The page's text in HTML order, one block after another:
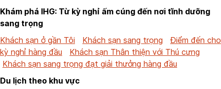
Khám phá IHG: Từ kỳ nghỉ ấm cúng đến nơi tĩnh dưỡng
sang trọng
Khách sạn ở gần Tôi
Khách sạn sang trọng
Điểm đến cho
kỳ nghỉ hàng đầu
Khách sạn Thân thiện với Thú cưng
Khách sạn sang trọng đạt giải thưởng hàng đầu
Du lịch theo khu vực